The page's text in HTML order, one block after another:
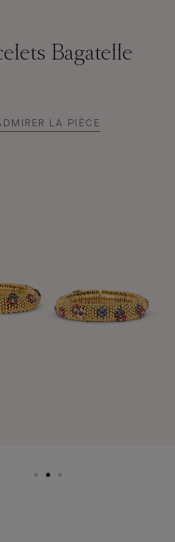
Bagatelle
LA PIÈCE